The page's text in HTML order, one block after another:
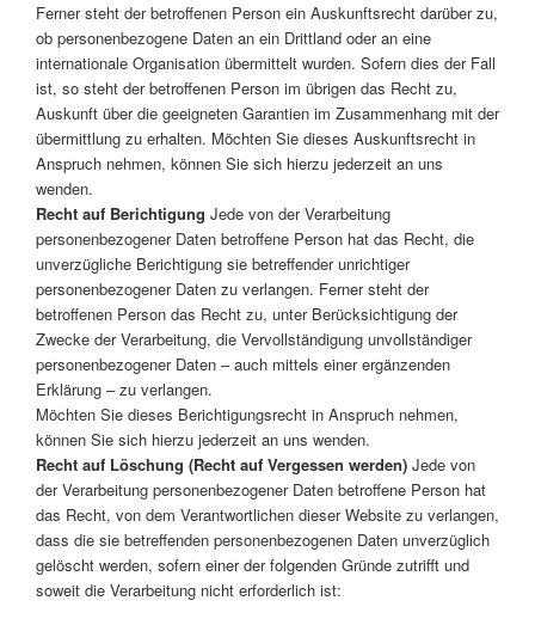
Ferner steht der betroffenen Person ein Auskunftsrecht darüber zu,
ob personenbezogene Daten an ein Drittland oder an eine
internationale Organisation übermittelt wurden. Sofern dies der Fall
ist, so steht der betroffenen Person im übrigen das Recht zu,
Auskunft über die geeigneten Garantien im Zusammenhang mit der
übermittlung zu erhalten. Möchten Sie dieses Auskunftsrecht in
Anspruch nehmen, können Sie sich hierzu jederzeit an uns
wenden.
Recht auf Berichtigung Jede von der Verarbeitung
personenbezogener Daten betroffene Person hat das Recht, die
unverzügliche Berichtigung sie betreffender unrichtiger
personenbezogener Daten zu verlangen. Ferner steht der
betroffenen Person das Recht zu, unter Berücksichtigung der
Zwecke der Verarbeitung, die Vervollständigung unvollständiger
personenbezogener Daten – auch mittels einer ergänzenden
Erklärung – zu verlangen.
Möchten Sie dieses Berichtigungsrecht in Anspruch nehmen,
können Sie sich hierzu jederzeit an uns wenden.
Recht auf Löschung (Recht auf Vergessen werden) Jede von
der Verarbeitung personenbezogener Daten betroffene Person hat
das Recht, von dem Verantwortlichen dieser Website zu verlangen,
dass die sie betreffenden personenbezogenen Daten unverzüglich
gelöscht werden, sofern einer der folgenden Gründe zutrifft und
soweit die Verarbeitung nicht erforderlich ist: